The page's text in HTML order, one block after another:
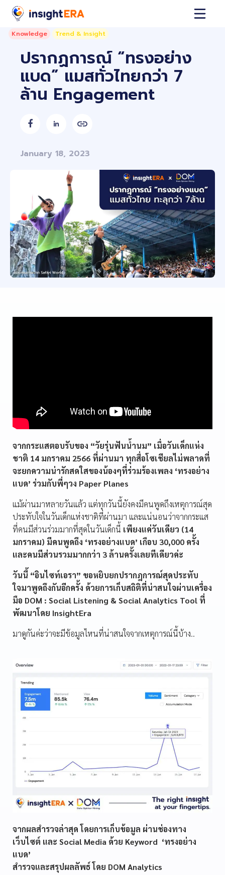
Knowledge Trend & Insight
ปรากฏการณ์ “ทรงอย่าง
แบด” แมสทั่วไทยกว่า 7
ล้าน Engagement
 
January 18, 2023
จากกระแสตอบรับของ “วัยรุ่นฟันน้ำนม” เมื่อวันเด็กแห่ง
ชาติ 14 มกราคม 2566 ที่ผ่านมา ทุกสื่อโซเชียลไม่พลาดที่
จะยกความน่ารักสดใสของน้องๆที่ร่วมร้องเพลง ‘ทรงอย่าง
แบด’ ร่วมกับพี่ๆวง Paper Planes
แม้ผ่านมาหลายวันแล้ว แต่ทุกวันนี้ยังคงมีคนพูดถึงเหตุการณ์สุด
ประทับใจในวันเด็กแห่งชาติที่ผ่านมา และแน่นอนว่าจากกระแส
ที่คนมีส่วนร่วมมากที่สุดในวันเด็กนี้ เพียงแค่วันเดียว (14
มกราคม) มีคนพูดถึง ‘ทรงอย่างแบด’ เกือบ 30,000 ครั้ง
และคนมีส่วนรวมมากกว่า 3 ล้านครั้งเลยทีเดียวค่ะ
วันนี้ “อินไซท์เอรา” ขอหยิบยกปรากฎการณ์สุดประทับ
ใจมาพูดถึงกันอีกครั้ง ด้วยการเก็บสถิติที่น่าสนใจผ่านเครื่อง
มือ DOM : Social Listening & Social Analytics Tool ที่
พัฒนาโดย InsightEra
มาดูกันค่ะว่าจะมีข้อมูลไหนที่น่าสนใจจากเหตุการณ์นี้บ้าง..
จากผลสำรวจล่าสุด โดยการเก็บข้อมูล ผ่านช่องทาง
เว็บไซต์ และ Social Media ด้วย Keyword ‘ทรงอย่าง
แบด’
สำรวจและสรุปผลลัพธ์ โดย DOM Analytics